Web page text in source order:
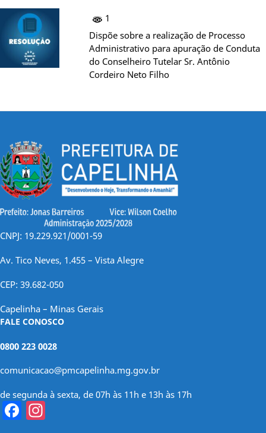
1
Dispõe sobre a realização de Processo
Administrativo para apuração de Conduta
do Conselheiro Tutelar Sr. Antônio
Cordeiro Neto Filho
CNPJ: 19.229.921/0001-59
Av. Tico Neves, 1.455 – Vista Alegre
CEP: 39.682-050
Capelinha – Minas Gerais
FALE CONOSCO
0800 223 0028
comunicacao@pmcapelinha.mg.gov.br
de segunda à sexta, de 07h às 11h e 13h às 17h
Facebook